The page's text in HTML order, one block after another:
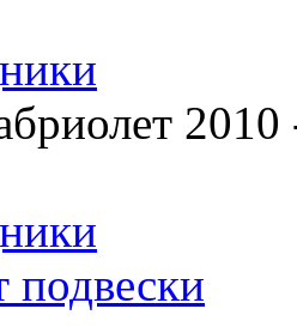
2010
подвески